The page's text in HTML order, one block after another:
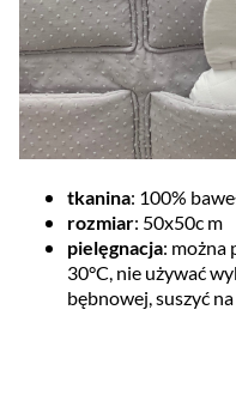
tkanina: 100%
rozmiar: 50x50c m
pielęgnacja: można
30°C, nie używać
bębnowej, suszyć na